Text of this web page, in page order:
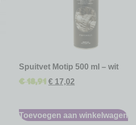
Spuitvet Motip 500 ml – wit
€18,91 € 17,02
Toevoegen aan winkelwagen